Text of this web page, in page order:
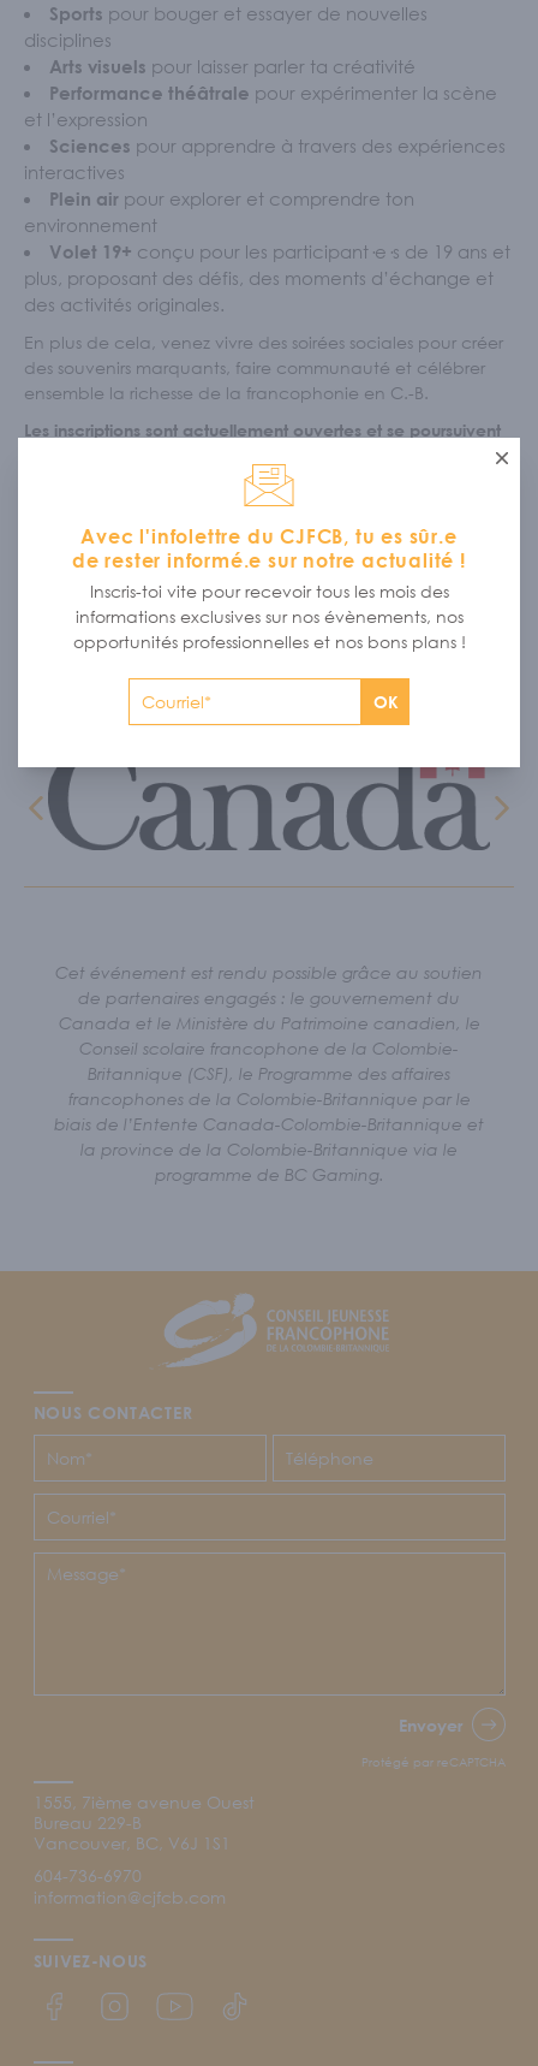
Sports pour bouger et essayer de nouvelles
disciplines
Arts visuels pour laisser parler ta créativité
Performance théâtrale pour expérimenter la scène
et l’expression
Sciences pour apprendre à travers des expériences
interactives
Plein air pour explorer et comprendre ton
environnement
Volet 19+ conçu pour les participant·e·s de 19 ans et
plus, proposant des défis, des moments d’échange et
des activités originales.
En plus de cela, venez vivre des soirées sociales pour créer
des souvenirs marquants, faire communauté et célébrer
ensemble la richesse de la francophonie en C.-B.
Les inscriptions sont actuellement ouvertes et se poursuivent
Pour toute question, tu peux consulter la page web des
JFCB ou encore contacter Elodie, la coordinatrice des
JFCB à projets@cjfcb.com
MERCI À NOS PARTENAIRES
Cet événement est rendu possible grâce au soutien
de partenaires engagés : le gouvernement du
Canada et le Ministère du Patrimoine canadien, le
Conseil scolaire francophone de la Colombie-
Britannique (CSF), le Programme des affaires
francophones de la Colombie-Britannique par le
biais de l’Entente Canada-Colombie-Britannique et
la province de la Colombie-Britannique via le
programme de BC Gaming.
Avec l'infolettre du CJFCB, tu es sûr.e
de rester informé.e sur notre actualité !
Inscris-toi vite pour recevoir tous les mois des
informations exclusives sur nos évènements, nos
opportunités professionnelles et nos bons plans !
OK
CJFCB
NOUS CONTACTER
Envoyer
Protégé par reCAPTCHA
1555, 7ième avenue Ouest
Bureau 229-B
Vancouver, BC, V6J 1S1
604-736-6970
information@cjfcb.com
SUIVEZ-NOUS
Lien Facebook du CJFCB
Lien Instagram du CJFCB
Lien YouTube du CJFCB
Lien TikTok du CJFCB